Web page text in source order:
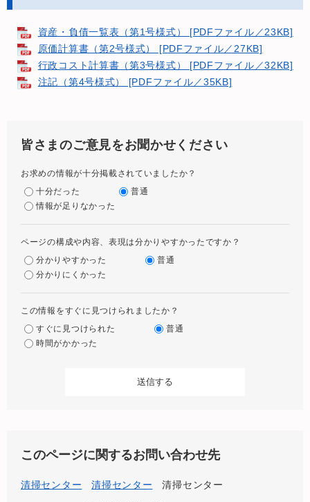
資産・負債一覧表（第1号様式） [PDFファイル／23KB]
原価計算書（第2号様式） [PDFファイル／27KB]
行政コスト計算書（第3号様式） [PDFファイル／32KB]
注記（第4号様式） [PDFファイル／35KB]
皆さまのご意見をお聞かせください
お求めの情報が十分掲載されていましたか？
十分だった
普通
情報が足りなかった
ページの構成や内容、表現は分かりやすかったですか？
分かりやすかった
普通
分かりにくかった
この情報をすぐに見つけられましたか？
すぐに見つけられた
普通
時間がかかった
このページに関するお問い合わせ先
清掃センター 清掃センター 清掃センター